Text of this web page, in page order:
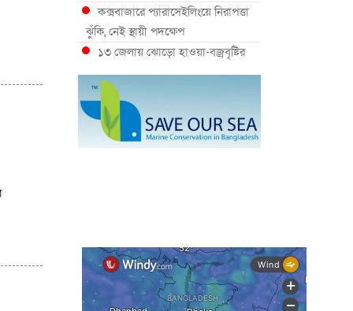
কক্সবাজারে প্যারাসেইলিংয়ে নিরাপত্তা
ঝুঁকি, নেই স্থায়ী পদক্ষেপ
১৩ জেলায় ঝোড়ো হাওয়া-বজ্রবৃষ্টির
শঙ্কা, নদীবন্দরে ১ নম্বর সতর্কসংকেত
দেশের ৫ জেলায় বন্যার শঙ্কা
দেশের বিভিন্ন অঞ্চলে বজ্রবৃষ্টির আভাস,
ঢাকার আকাশও মেঘলা
আগস্টে টানা বৃষ্টি ও বন্যার আভাস,